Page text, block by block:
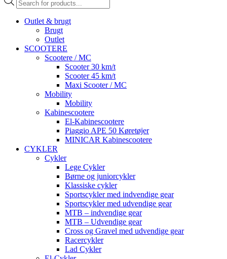
search
Outlet & brugt
Brugt
Outlet
SCOOTERE
Scootere / MC
Scooter 30 km/t
Scooter 45 km/t
Maxi Scooter / MC
Mobility
Mobility
Kabinescootere
El-Kabinescootere
Piaggio APE 50 Køretøjer
MINICAR Kabinescootere
CYKLER
Cykler
Lege Cykler
Børne og juniorcykler
Klassiske cykler
Sportscykler med indvendige gear
Sportscykler med udvendige gear
MTB – indvendige gear
MTB – Udvendige gear
Cross og Gravel med udvendige gear
Racercykler
Lad Cykler